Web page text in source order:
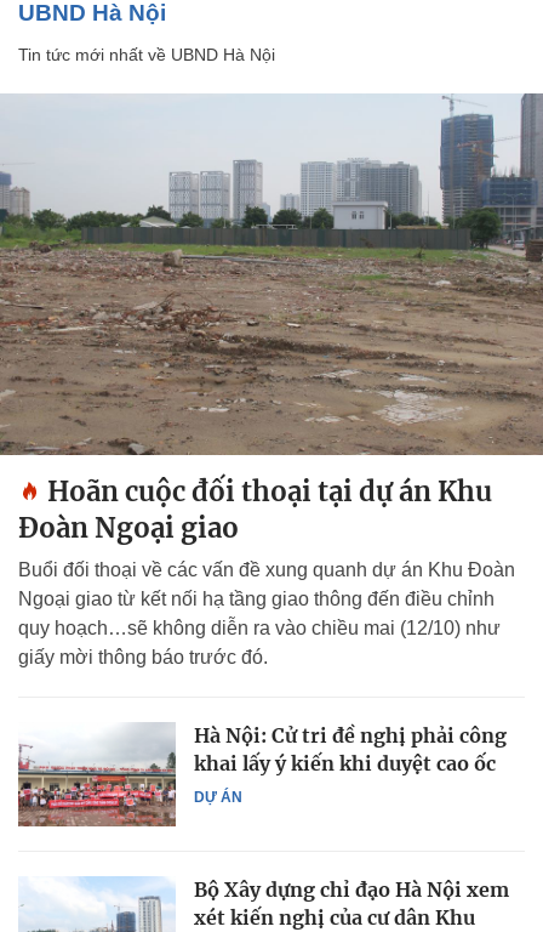
UBND Hà Nội
Tin tức mới nhất về UBND Hà Nội
Hoãn cuộc đối thoại tại dự án Khu
Đoàn Ngoại giao
Buổi đối thoại về các vấn đề xung quanh dự án Khu Đoàn
Ngoại giao từ kết nối hạ tầng giao thông đến điều chỉnh
quy hoạch…sẽ không diễn ra vào chiều mai (12/10) như
giấy mời thông báo trước đó.
DỰ ÁN
Hà Nội: Cử tri đề nghị phải công
khai lấy ý kiến khi duyệt cao ốc
Bộ Xây dựng chỉ đạo Hà Nội xem
xét kiến nghị của cư dân Khu